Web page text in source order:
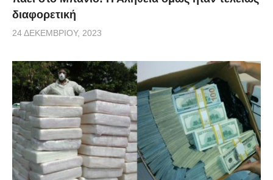
διαφορετική
24 ΔΕΚΕΜΒΡΊΟΥ, 2023